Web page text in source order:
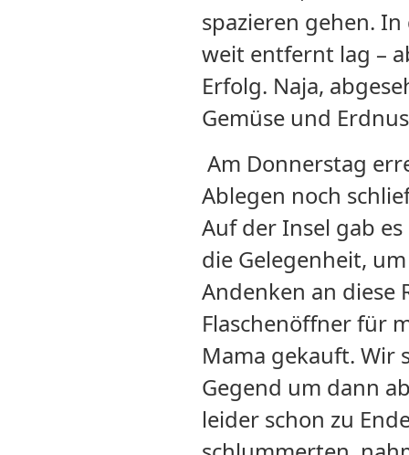
spazieren gehen.
weit entfernt lag –
Erfolg. Naja,
Gemüse und
Am Donnerstag
Ablegen noch
Auf der Insel gab
die Gelegenheit,
Andenken an diese
Flaschenöffner für
Mama gekauft. Wir
Gegend um dann
leider schon zu